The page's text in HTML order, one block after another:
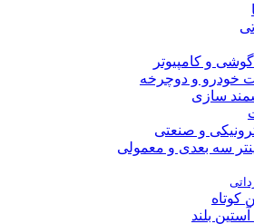
و کامپیوتر
خودرو و دوچرخه
سازی
و صنعتی
سه بعدی و معمولی
کوتاه
بلند